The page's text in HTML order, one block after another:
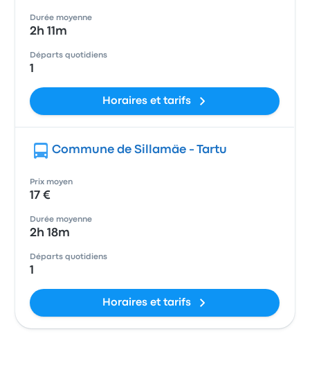
Durée moyenne
2h 11m
Départs quotidiens
1
Horaires et tarifs
Commune de Sillamäe - Tartu
Prix moyen
17 €
Durée moyenne
2h 18m
Départs quotidiens
1
Horaires et tarifs